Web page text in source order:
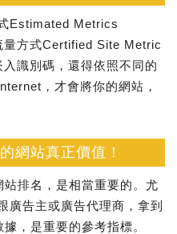
Estimated Metrics
量方式Certified Site Metric
識別碼，還得依照不同的
，才會將你的網站，
網站真正價值！
排名，是相當重要的。尤
廣告主或廣告代理商，拿到
，是重要的參考指標。